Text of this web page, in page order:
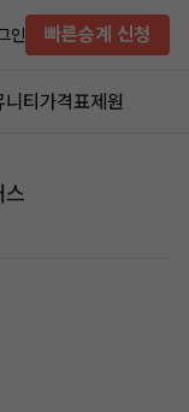
인 빠른승계 신청
티 가격표제원
스